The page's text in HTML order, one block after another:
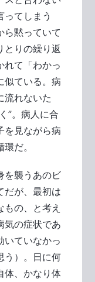
ってしまう
ら黙っていて
とりの繰り返
れて「わかっ
似ている。病
流れないた
”。病人に合
を見ながら病
だ。
を襲うあのビ
だが、最初は
の、と考え
気の症状であ
いていなかっ
う）。日に何
体、かなり体